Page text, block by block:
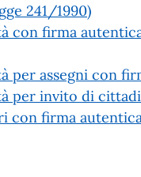
241/1990)
firma
per assegni con
per invito di
con firma